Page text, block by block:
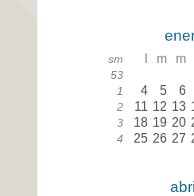
sm m m
53
1 4 5 6
2 11 12 13
3 18 19 20
4 25 26 27